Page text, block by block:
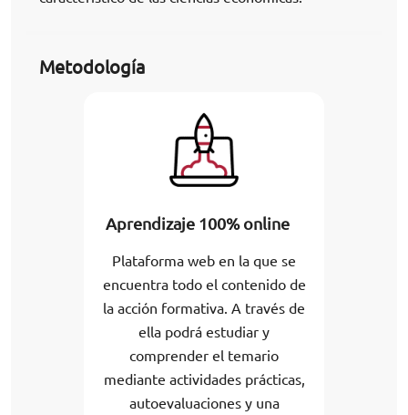
Metodología
Aprendizaje 100% online
Plataforma web en la que se
encuentra todo el contenido de
la acción formativa. A través de
ella podrá estudiar y
comprender el temario
mediante actividades prácticas,
autoevaluaciones y una